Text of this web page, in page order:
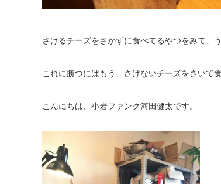
さけるチーズをさかずに食べてるやつをみて、
これに勝つにはもう、さけないチーズをさいて
こんにちは、小岩ファンク河田健太です。